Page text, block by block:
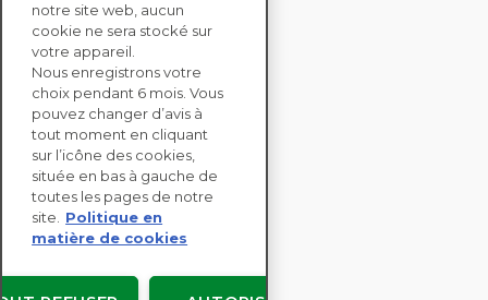
CONTACTEZ-NOUS
SOLUTIONS
ENTERPRISE
ÉVALUATIONS RSE
RESSOURCES
À PROPOS
notre site web, aucun
cookie ne sera stocké sur
votre appareil.
Nous enregistrons votre
choix pendant 6 mois. Vous
pouvez changer d’avis à
tout moment en cliquant
sur l’icône des cookies,
située en bas à gauche de
toutes les pages de notre
site.
Politique en
matière de cookies